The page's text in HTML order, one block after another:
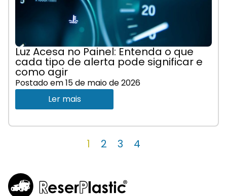
Luz Acesa no Painel: Entenda o que
cada tipo de alerta pode significar e
como agir
Postado em15 de maio de 2026
Ler mais
1 2 3 4